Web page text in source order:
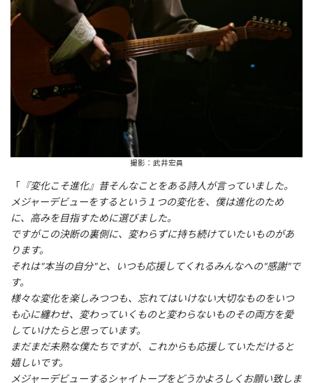
撮影：武井宏員
「 『変化こそ進化』昔そんなことをある詩人が言っていました。
メジャーデビューをするという１つの変化を、僕は進化のため
に、高みを目指すために選びました。
ですがこの決断の裏側に、変わらずに持ち続けていたいものがあ
ります。
それは"本当の自分"と、いつも応援してくれるみんなへの"感謝"で
す。
様々な変化を楽しみつつも、忘れてはいけない大切なものをいつ
も心に纏わせ、変わっていくものと変わらないものその両方を愛
していけたらと思っています。
まだまだ未熟な僕たちですが、これからも応援していただけると
嬉しいです。
メジャーデビューするシャイトープをどうかよろしくお願い致しま